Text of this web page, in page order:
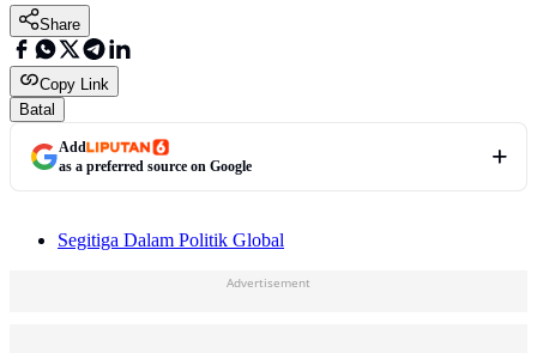
Share
Copy Link
Batal
Add
as a preferred source on Google
Segitiga Dalam Politik Global
Advertisement